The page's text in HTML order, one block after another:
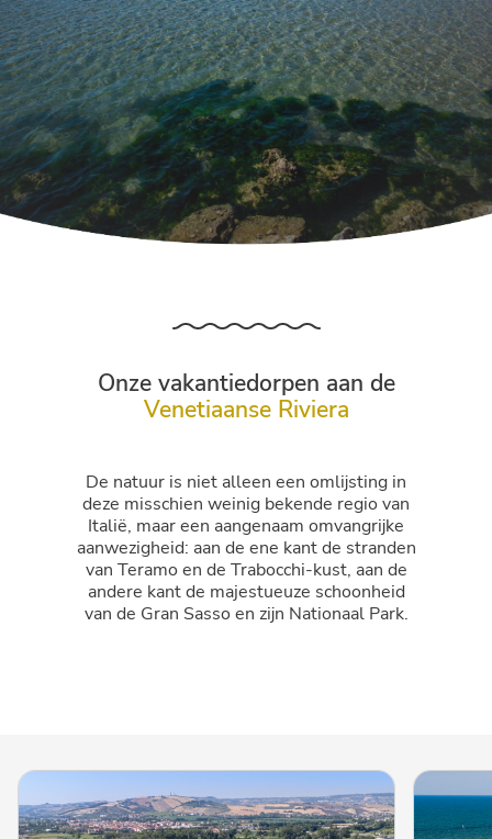
Onze vakantiedorpen aan de
Venetiaanse Riviera
De natuur is niet alleen een omlijsting in
deze misschien weinig bekende regio van
Italië, maar een aangenaam omvangrijke
aanwezigheid: aan de ene kant de stranden
van Teramo en de Trabocchi-kust, aan de
andere kant de majestueuze schoonheid
van de Gran Sasso en zijn Nationaal Park.